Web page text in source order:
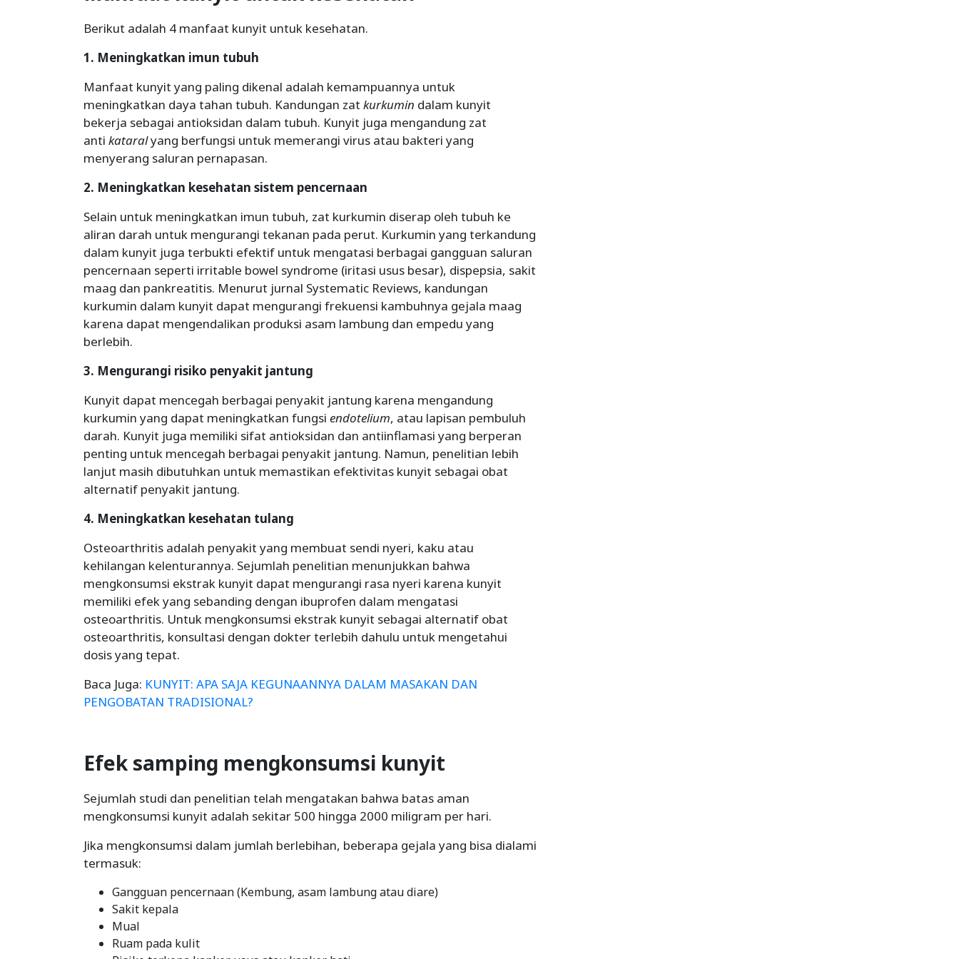
Berikut adalah 4 manfaat kunyit untuk kesehatan.
1. Meningkatkan imun tubuh
Manfaat kunyit yang paling dikenal adalah kemampuannya untuk
meningkatkan daya tahan tubuh. Kandungan zat kurkumin dalam kunyit
bekerja sebagai antioksidan dalam tubuh. Kunyit juga mengandung zat
anti kataralyang berfungsi untuk memerangi virus atau bakteri yang
menyerang saluran pernapasan.
2. Meningkatkan kesehatan sistem pencernaan
Selain untuk meningkatkan imun tubuh, zat kurkumin diserap oleh tubuh ke
aliran darah untuk mengurangi tekanan pada perut. Kurkumin yang terkandung
dalam kunyit juga terbukti efektif untuk mengatasi berbagai gangguan saluran
pencernaan seperti irritable bowel syndrome (iritasi usus besar), dispepsia, sakit
maag dan pankreatitis. Menurut jurnal Systematic Reviews, kandungan
kurkumin dalam kunyit dapat mengurangi frekuensi kambuhnya gejala maag
karena dapat mengendalikan produksi asam lambung dan empedu yang
berlebih.
3. Mengurangi risiko penyakit jantung
Kunyit dapat mencegah berbagai penyakit jantung karena mengandung
kurkumin yang dapat meningkatkan fungsi endotelium, atau lapisan pembuluh
darah. Kunyit juga memiliki sifat antioksidan dan antiinflamasi yang berperan
penting untuk mencegah berbagai penyakit jantung. Namun, penelitian lebih
lanjut masih dibutuhkan untuk memastikan efektivitas kunyit sebagai obat
alternatif penyakit jantung.
4. Meningkatkan kesehatan tulang
Osteoarthritis adalah penyakit yang membuat sendi nyeri, kaku atau
kehilangan kelenturannya. Sejumlah penelitian menunjukkan bahwa
mengkonsumsi ekstrak kunyit dapat mengurangi rasa nyeri karena kunyit
memiliki efek yang sebanding dengan ibuprofen dalam mengatasi
osteoarthritis. Untuk mengkonsumsi ekstrak kunyit sebagai alternatif obat
osteoarthritis, konsultasi dengan dokter terlebih dahulu untuk mengetahui
dosis yang tepat.
Baca Juga: KUNYIT: APA SAJA KEGUNAANNYA DALAM MASAKAN DAN
PENGOBATAN TRADISIONAL?
Efek samping mengkonsumsi kunyit
Sejumlah studi dan penelitian telah mengatakan bahwa batas aman
mengkonsumsi kunyit adalah sekitar 500 hingga 2000 miligram per hari.
Jika mengkonsumsi dalam jumlah berlebihan, beberapa gejala yang bisa dialami
termasuk:
Gangguan pencernaan (Kembung, asam lambung atau diare)
Sakit kepala
Mual
Ruam pada kulit